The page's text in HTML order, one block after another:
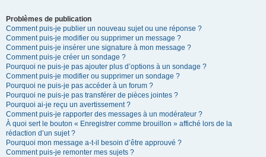
Problèmes de publication
Comment puis-je publier un nouveau sujet ou une réponse ?
Comment puis-je modifier ou supprimer un message ?
Comment puis-je insérer une signature à mon message ?
Comment puis-je créer un sondage ?
Pourquoi ne puis-je pas ajouter plus d’options à un sondage ?
Comment puis-je modifier ou supprimer un sondage ?
Pourquoi ne puis-je pas accéder à un forum ?
Pourquoi ne puis-je pas transférer de pièces jointes ?
Pourquoi ai-je reçu un avertissement ?
Comment puis-je rapporter des messages à un modérateur ?
À quoi sert le bouton « Enregistrer comme brouillon » affiché lors de la
rédaction d’un sujet ?
Pourquoi mon message a-t-il besoin d’être approuvé ?
Comment puis-je remonter mes sujets ?